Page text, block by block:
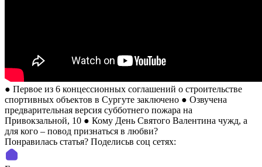
● Первое из 6 концессионных соглашений о строительстве
спортивных объектов в Сургуте заключено ● Озвучена
предварительная версия субботнего пожара на
Привокзальной, 10 ● Кому День Святого Валентина чужд, а
для кого – повод признаться в любви?
Понравилась статья? Поделиcьв соц сетях: